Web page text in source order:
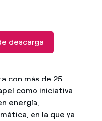
descarga
con más de 25
como iniciativa
energía,
en la que ya